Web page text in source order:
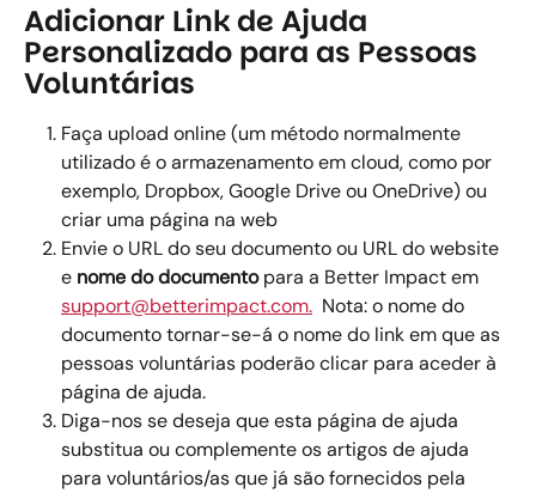
Adicionar Link de Ajuda
Personalizado para as Pessoas
Voluntárias
Faça upload online (um método normalmente
utilizado é o armazenamento em cloud, como por
exemplo, Dropbox, Google Drive ou OneDrive) ou
criar uma página na web
Envie o URL do seu documento ou URL do website
e nome do documento para a Better Impact em
support@betterimpact.com.
  Nota: o nome do
documento tornar-se-á o nome do link em que as
pessoas voluntárias poderão clicar para aceder à
página de ajuda.
Diga-nos se deseja que esta página de ajuda
substitua ou complemente os artigos de ajuda
para voluntários/as que já são fornecidos pela